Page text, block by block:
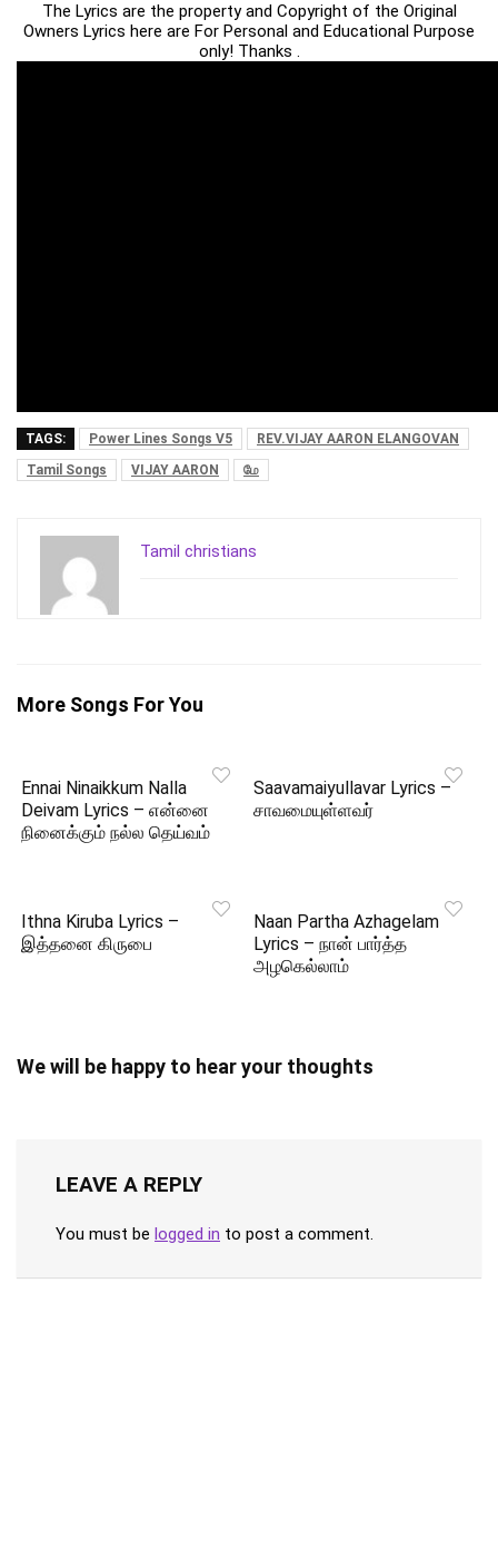
The Lyrics are the property and Copyright of the Original
Owners Lyrics here are For Personal and Educational Purpose
only! Thanks .
TAGS: Power Lines Songs V5
REV.VIJAY AARON ELANGOVAN
Tamil Songs
VIJAY AARON மே
Tamil christians
More Songs For You
Ennai Ninaikkum Nalla
Deivam Lyrics – என்னை
நினைக்கும் நல்ல தெய்வம்
Saavamaiyullavar Lyrics –
சாவமையுள்ளவர்
Ithna Kiruba Lyrics –
இத்தனை கிருபை
Naan Partha Azhagelam
Lyrics – நான் பார்த்த
அழகெல்லாம்
We will be happy to hear your thoughts
LEAVE A REPLY
You must be logged in to post a comment.